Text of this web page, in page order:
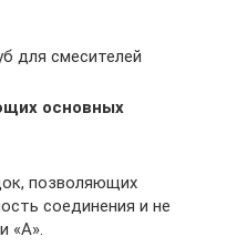
для смесителей
основных
позволяющих
соединения и не
«А».